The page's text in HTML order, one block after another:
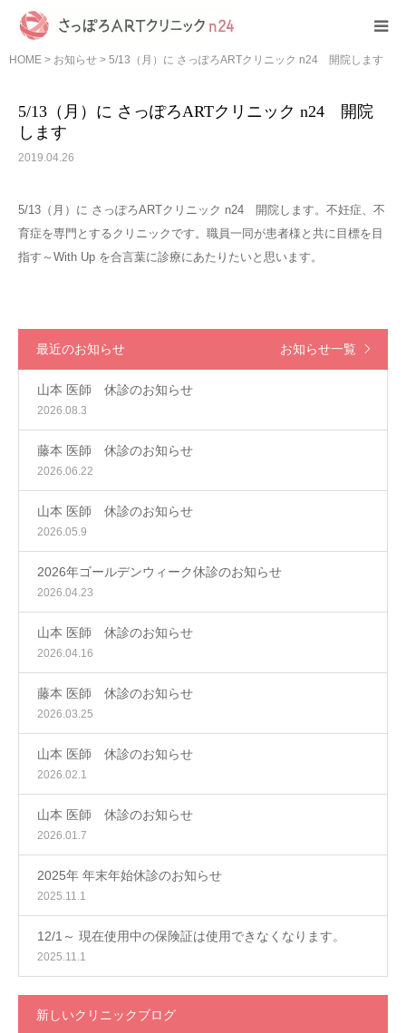
HOME > お知らせ > 5/13（月）に さっぽろARTクリニック n24 開院します
5/13（月）に さっぽろARTクリニック n24 開院
します
2019.04.26
5/13（月）に さっぽろARTクリニック n24 開院します。不妊症、不
育症を専門とするクリニックです。職員一同が患者様と共に目標を目
指す～With Up を合言葉に診療にあたりたいと思います。
最近のお知らせ お知らせ一覧
山本 医師 休診のお知らせ
2026.08.3
藤本 医師 休診のお知らせ
2026.06.22
山本 医師 休診のお知らせ
2026.05.9
2026年ゴールデンウィーク休診のお知らせ
2026.04.23
山本 医師 休診のお知らせ
2026.04.16
藤本 医師 休診のお知らせ
2026.03.25
山本 医師 休診のお知らせ
2026.02.1
山本 医師 休診のお知らせ
2026.01.7
2025年 年末年始休診のお知らせ
2025.11.1
12/1～ 現在使用中の保険証は使用できなくなります。
2025.11.1
新しいクリニックブログ
クリニック紹介
診療案内